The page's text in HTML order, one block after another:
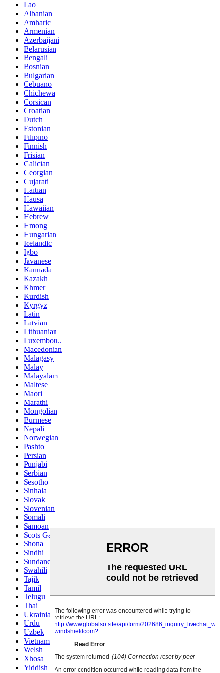
Lao
Albanian
Amharic
Armenian
Azerbaijani
Belarusian
Bengali
Bosnian
Bulgarian
Cebuano
Chichewa
Corsican
Croatian
Dutch
Estonian
Filipino
Finnish
Frisian
Galician
Georgian
Gujarati
Haitian
Hausa
Hawaiian
Hebrew
Hmong
Hungarian
Icelandic
Igbo
Javanese
Kannada
Kazakh
Khmer
Kurdish
Kyrgyz
Latin
Latvian
Lithuanian
Luxembou..
Macedonian
Malagasy
Malay
Malayalam
Maltese
Maori
Marathi
Mongolian
Burmese
Nepali
Norwegian
Pashto
Persian
Punjabi
Serbian
Sesotho
Sinhala
Slovak
Slovenian
Somali
Samoan
Scots Gaelic
Shona
Sindhi
Sundanese
Swahili
Tajik
Tamil
Telugu
Thai
Ukrainian
Urdu
Uzbek
Vietnamese
Welsh
Xhosa
Yiddish